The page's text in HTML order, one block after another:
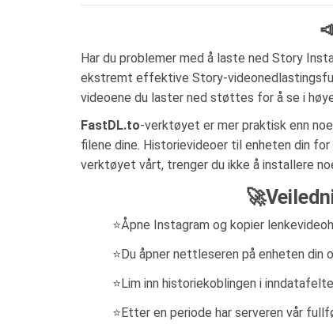
Har du problemer med å laste ned Story
ekstremt effektive Story-
videoene du laster ned støttes for å se i
FastDL.to-verktøyet er mer praktisk enn
filene dine. Historievideoer til enheten din
verktøyet vårt, trenger du ikke å installere
⭐Åpne Instagram og kopier
⭐Du åpner nettleseren på enheten
⭐Lim inn historiekoblingen i
⭐Etter en periode har serveren vår